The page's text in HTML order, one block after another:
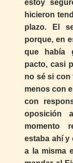
estoy
hicieron
plazo. El
porque, en
que había
pacto, casi
no sé si
menos con
con
oposición
momento
estaba ahí y
a la misma